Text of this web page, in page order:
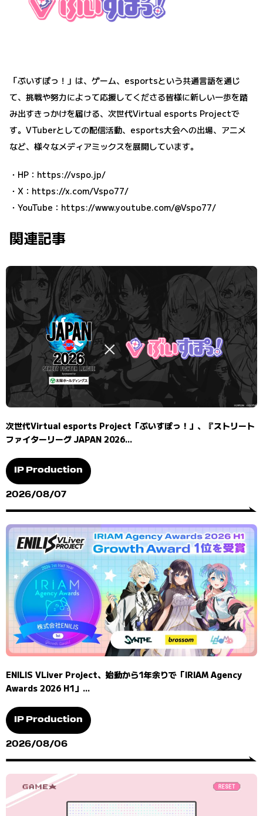
「ぶいすぽっ！」は、ゲーム、esportsという共通言語を通じ
て、挑戦や努力によって応援してくださる皆様に新しい一歩を踏
み出すきっかけを届ける、次世代Virtual esports Projectで
す。VTuberとしての配信活動、esports大会への出場、アニメ
など、様々なメディアミックスを展開しています。
・HP： https://vspo.jp/
・X： https://x.com/Vspo77/
・YouTube： https://www.youtube.com/@Vspo77/
関連記事
次世代Virtual esports Project「ぶいすぽっ！」、『ストリート
ファイターリーグ JAPAN 2026...
IP Production
2026/08/07
ENILIS VLiver Project、始動から1年余りで「IRIAM Agency
Awards 2026 H1」...
IP Production
2026/08/06